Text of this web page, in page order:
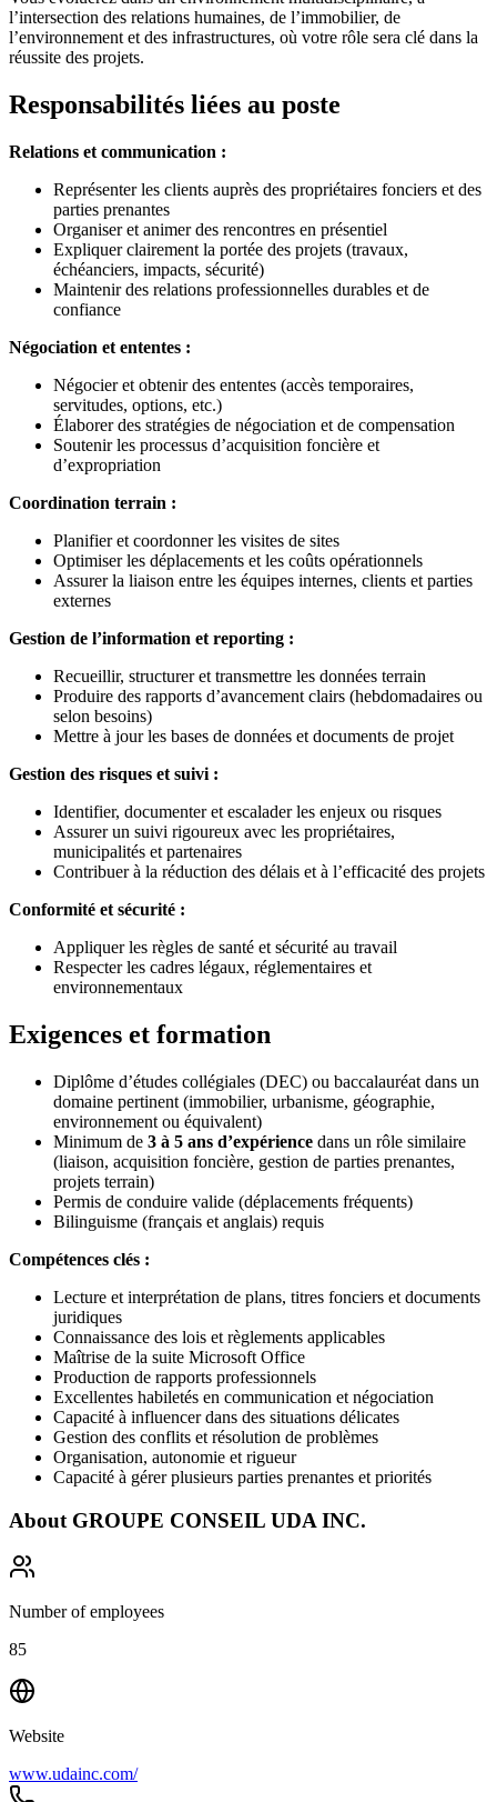
l’intersection des relations humaines, de l’immobilier, de
l’environnement et des infrastructures, où votre rôle sera clé dans la
réussite des projets.
Responsabilités liées au poste
Relations et communication :
Représenter les clients auprès des propriétaires fonciers et des
parties prenantes
Organiser et animer des rencontres en présentiel
Expliquer clairement la portée des projets (travaux,
échéanciers, impacts, sécurité)
Maintenir des relations professionnelles durables et de
confiance
Négociation et ententes :
Négocier et obtenir des ententes (accès temporaires,
servitudes, options, etc.)
Élaborer des stratégies de négociation et de compensation
Soutenir les processus d’acquisition foncière et
d’expropriation
Coordination terrain :
Planifier et coordonner les visites de sites
Optimiser les déplacements et les coûts opérationnels
Assurer la liaison entre les équipes internes, clients et parties
externes
Gestion de l’information et reporting :
Recueillir, structurer et transmettre les données terrain
Produire des rapports d’avancement clairs (hebdomadaires ou
selon besoins)
Mettre à jour les bases de données et documents de projet
Gestion des risques et suivi :
Identifier, documenter et escalader les enjeux ou risques
Assurer un suivi rigoureux avec les propriétaires,
municipalités et partenaires
Contribuer à la réduction des délais et à l’efficacité des projets
Conformité et sécurité :
Appliquer les règles de santé et sécurité au travail
Respecter les cadres légaux, réglementaires et
environnementaux
Exigences et formation
Diplôme d’études collégiales (DEC) ou baccalauréat dans un
domaine pertinent (immobilier, urbanisme, géographie,
environnement ou équivalent)
Minimum de 3 à 5 ans d’expérience dans un rôle similaire
(liaison, acquisition foncière, gestion de parties prenantes,
projets terrain)
Permis de conduire valide (déplacements fréquents)
Bilinguisme (français et anglais) requis
Compétences clés :
Lecture et interprétation de plans, titres fonciers et documents
juridiques
Connaissance des lois et règlements applicables
Maîtrise de la suite Microsoft Office
Production de rapports professionnels
Excellentes habiletés en communication et négociation
Capacité à influencer dans des situations délicates
Gestion des conflits et résolution de problèmes
Organisation, autonomie et rigueur
Capacité à gérer plusieurs parties prenantes et priorités
About GROUPE CONSEIL UDA INC.
Number of employees
85
Website
www.udainc.com/